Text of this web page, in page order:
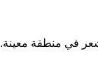
في منطقة معينة.